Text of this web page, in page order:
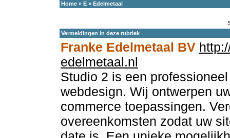
Home » E » Edelmetaal
Vermeldingen in deze rubriek
Franke Edelmetaal BV
edelmetaal.nl
Studio 2 is een
webdesign. Wij ontwerpen
commerce toepassingen.
overeenkomsten zodat uw